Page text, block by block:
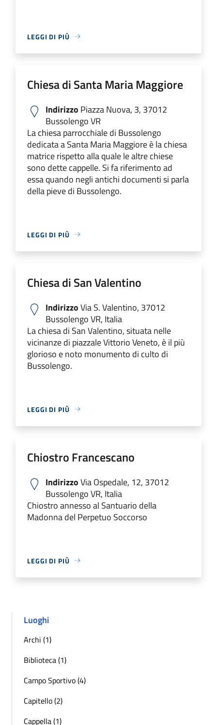
LEGGI DI PIÙ
Chiesa di Santa Maria Maggiore
Indirizzo Piazza Nuova, 3, 37012
Bussolengo VR
La chiesa parrocchiale di Bussolengo
dedicata a Santa Maria Maggiore è la chiesa
matrice rispetto alla quale le altre chiese
sono dette cappelle. Si fa riferimento ad
essa quando negli antichi documenti si parla
della pieve di Bussolengo.
LEGGI DI PIÙ
Chiesa di San Valentino
IndirizzoVia S. Valentino, 37012
Bussolengo VR, Italia
La chiesa di San Valentino, situata nelle
vicinanze di piazzale Vittorio Veneto, è il più
glorioso e noto monumento di culto di
Bussolengo.
LEGGI DI PIÙ
Chiostro Francescano
IndirizzoVia Ospedale, 12, 37012
Bussolengo VR, Italia
Chiostro annesso al Santuario della
Madonna del Perpetuo Soccorso
LEGGI DI PIÙ
Luoghi
Archi (1)
Biblioteca (1)
Campo Sportivo (4)
Capitello (2)
Cappella (1)